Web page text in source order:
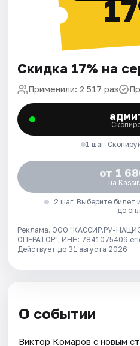
Скидка 17% на
Применили: 2 517 раз
1 шаг.
от 1
на
2 шаг. Выберите билет
до
Реклама. ООО "КАССИР.РУ-
ОПЕРАТОР", ИНН: 7841075409
Действует до 31 августа 2026
О событии
Виктор Комаров с новым